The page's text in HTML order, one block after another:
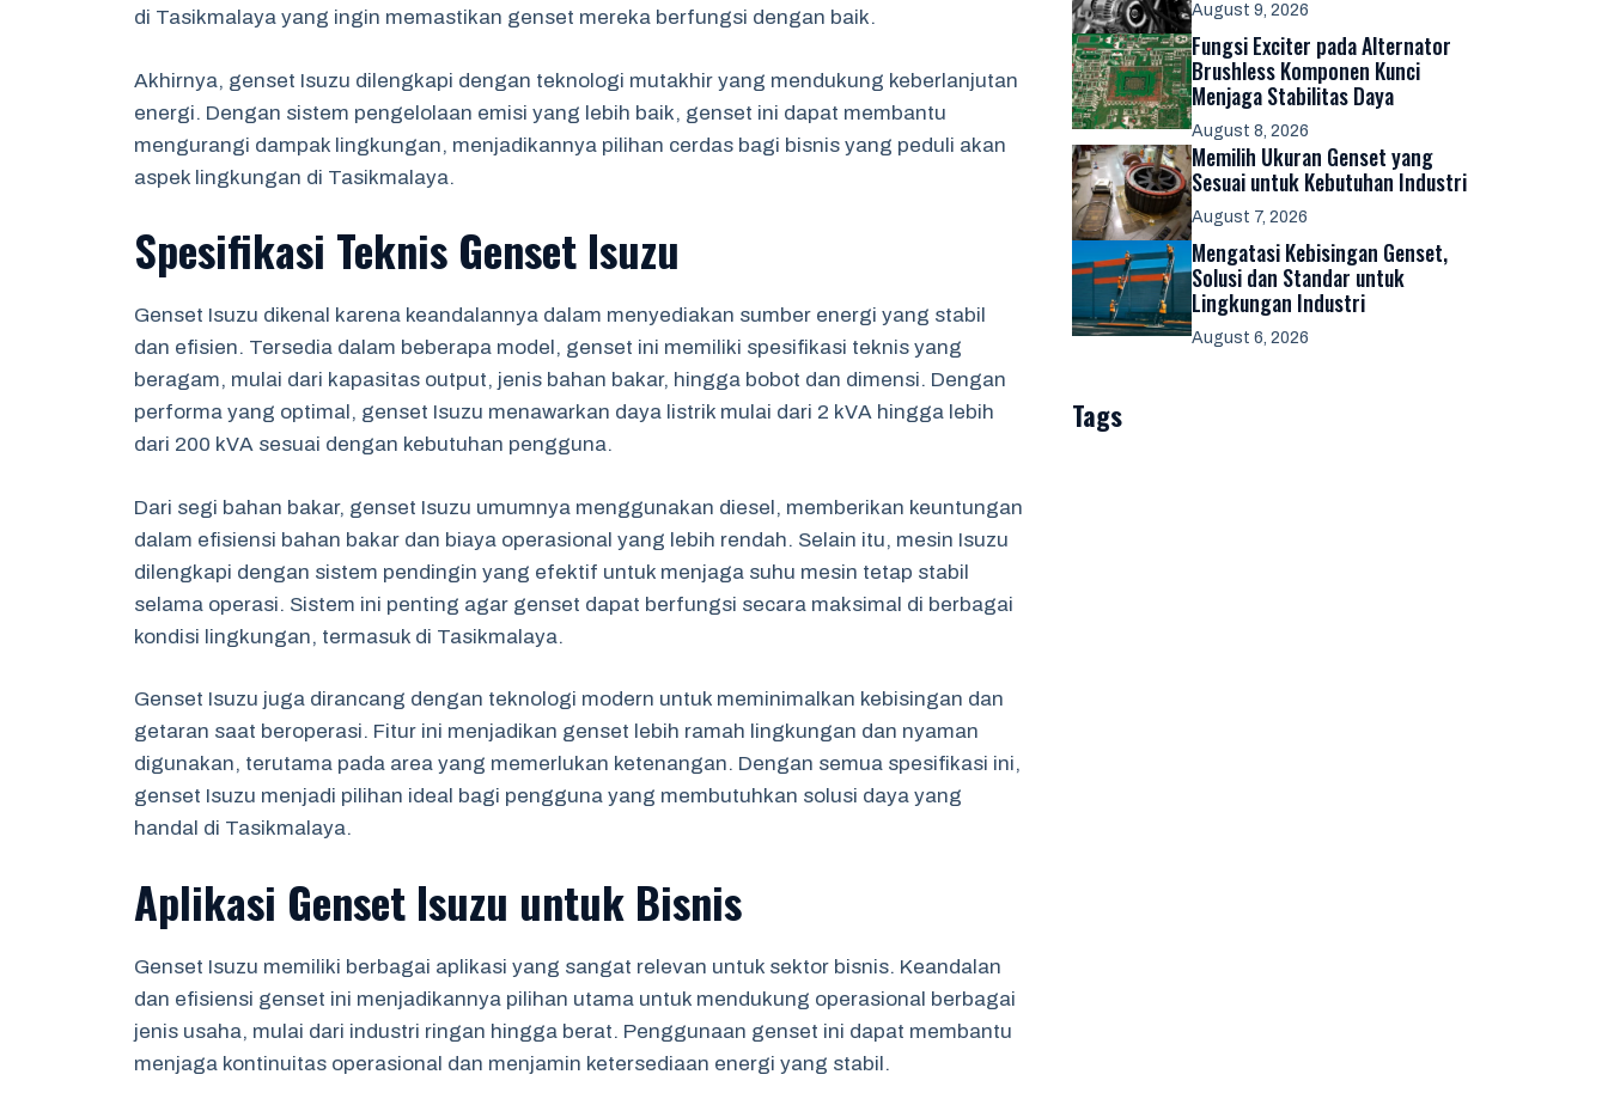
di Tasikmalaya yang ingin memastikan genset mereka berfungsi dengan baik.
Akhirnya, genset Isuzu dilengkapi dengan teknologi mutakhir yang mendukung keberlanjutan
energi. Dengan sistem pengelolaan emisi yang lebih baik, genset ini dapat membantu
mengurangi dampak lingkungan, menjadikannya pilihan cerdas bagi bisnis yang peduli akan
aspek lingkungan di Tasikmalaya.
Spesifikasi Teknis Genset Isuzu
Genset Isuzu dikenal karena keandalannya dalam menyediakan sumber energi yang stabil
dan efisien. Tersedia dalam beberapa model, genset ini memiliki spesifikasi teknis yang
beragam, mulai dari kapasitas output, jenis bahan bakar, hingga bobot dan dimensi. Dengan
performa yang optimal, genset Isuzu menawarkan daya listrik mulai dari 2 kVA hingga lebih
dari 200 kVA sesuai dengan kebutuhan pengguna.
Dari segi bahan bakar, genset Isuzu umumnya menggunakan diesel, memberikan keuntungan
dalam efisiensi bahan bakar dan biaya operasional yang lebih rendah. Selain itu, mesin Isuzu
dilengkapi dengan sistem pendingin yang efektif untuk menjaga suhu mesin tetap stabil
selama operasi. Sistem ini penting agar genset dapat berfungsi secara maksimal di berbagai
kondisi lingkungan, termasuk di Tasikmalaya.
Genset Isuzu juga dirancang dengan teknologi modern untuk meminimalkan kebisingan dan
getaran saat beroperasi. Fitur ini menjadikan genset lebih ramah lingkungan dan nyaman
digunakan, terutama pada area yang memerlukan ketenangan. Dengan semua spesifikasi ini,
genset Isuzu menjadi pilihan ideal bagi pengguna yang membutuhkan solusi daya yang
handal di Tasikmalaya.
Aplikasi Genset Isuzu untuk Bisnis
Genset Isuzu memiliki berbagai aplikasi yang sangat relevan untuk sektor bisnis. Keandalan
dan efisiensi genset ini menjadikannya pilihan utama untuk mendukung operasional berbagai
jenis usaha, mulai dari industri ringan hingga berat. Penggunaan genset ini dapat membantu
menjaga kontinuitas operasional dan menjamin ketersediaan energi yang stabil.
August 9, 2026
Fungsi Exciter pada Alternator
Brushless Komponen Kunci
Menjaga Stabilitas Daya
August 8, 2026
Memilih Ukuran Genset yang
Sesuai untuk Kebutuhan Industri
August 7, 2026
Mengatasi Kebisingan Genset,
Solusi dan Standar untuk
Lingkungan Industri
August 6, 2026
Tags